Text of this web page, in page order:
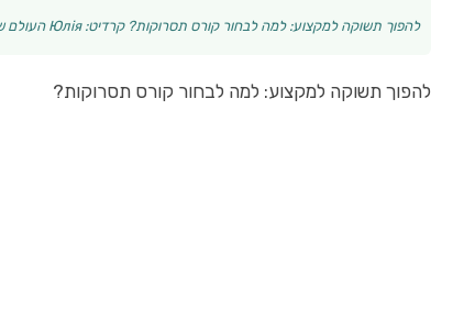
להפוך תשוקה למקצוע: למה לבחור קורס תסרוקות? קרדיט: Юлія העולם של עיצוב השיער הוא תחום שמציע שילוב מושלם בין יצירתיות למקצוענות. רבים מחפשים דרך להפוך …
להפוך תשוקה למקצוע: למה לבחור קורס תסרוקות?